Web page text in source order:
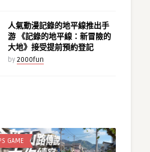
人氣動漫記錄的地平線推出手
游 《記錄的地平線：新冒險的
大地》接受提前預約登記
by 2000fun
GAME